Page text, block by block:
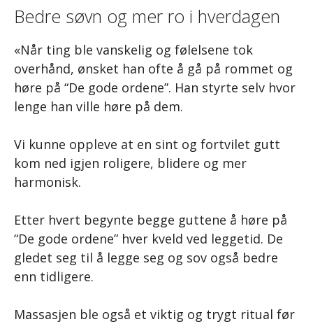
Bedre søvn og mer ro i hverdagen
«Når ting ble vanskelig og følelsene tok
overhånd, ønsket han ofte å gå på rommet og
høre på “De gode ordene”. Han styrte selv hvor
lenge han ville høre på dem.
Vi kunne oppleve at en sint og fortvilet gutt
kom ned igjen roligere, blidere og mer
harmonisk.
Etter hvert begynte begge guttene å høre på
“De gode ordene” hver kveld ved leggetid. De
gledet seg til å legge seg og sov også bedre
enn tidligere.
Massasjen ble også et viktig og trygt ritual før